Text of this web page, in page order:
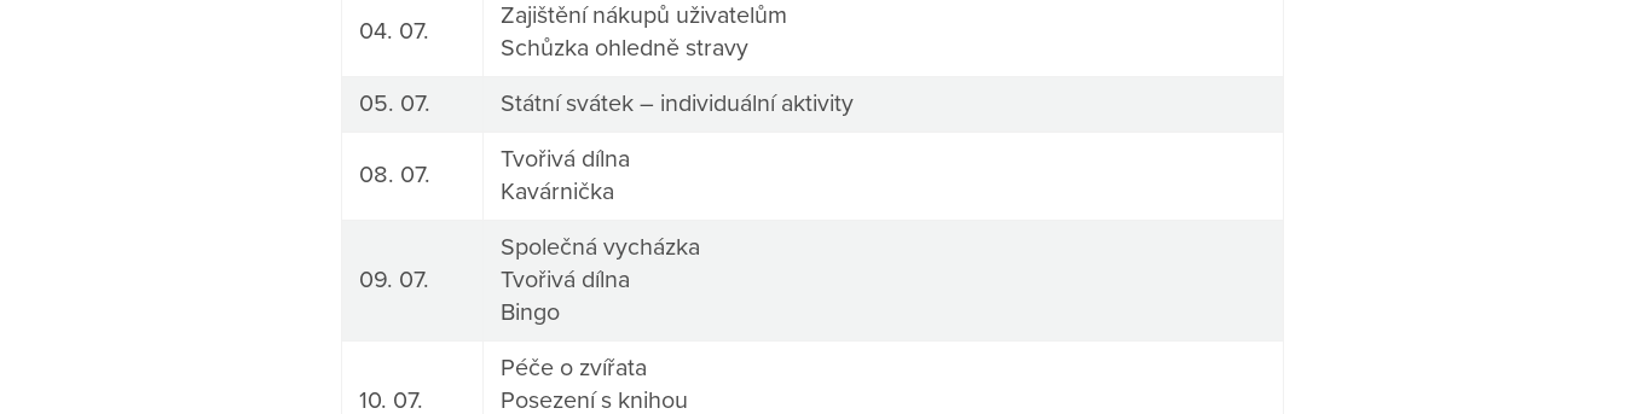
04. 07.
Zajištění nákupů uživatelům
Schůzka ohledně stravy
05. 07.
Státní svátek – individuální aktivity
08. 07.
Tvořivá dílna
Kavárnička
09. 07.
Společná vycházka
Tvořivá dílna
Bingo
10. 07.
Péče o zvířata
Posezení s knihou